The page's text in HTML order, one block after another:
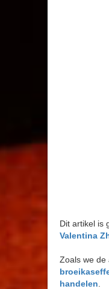
Dit artikel is
Valentina
Zoals we de
handelen